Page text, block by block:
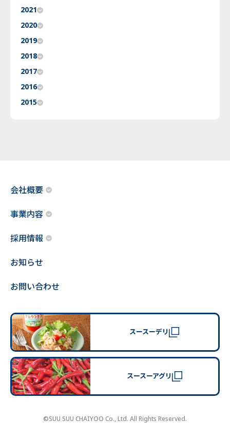
2021
2020
2019
2018
2017
2016
2015
会社概要
事業内容
採用情報
お知らせ
お問い合わせ
スースーデリ
スースーアグリ
©SUU SUU CHAIYOO Co., Ltd. All Rights Reserved.